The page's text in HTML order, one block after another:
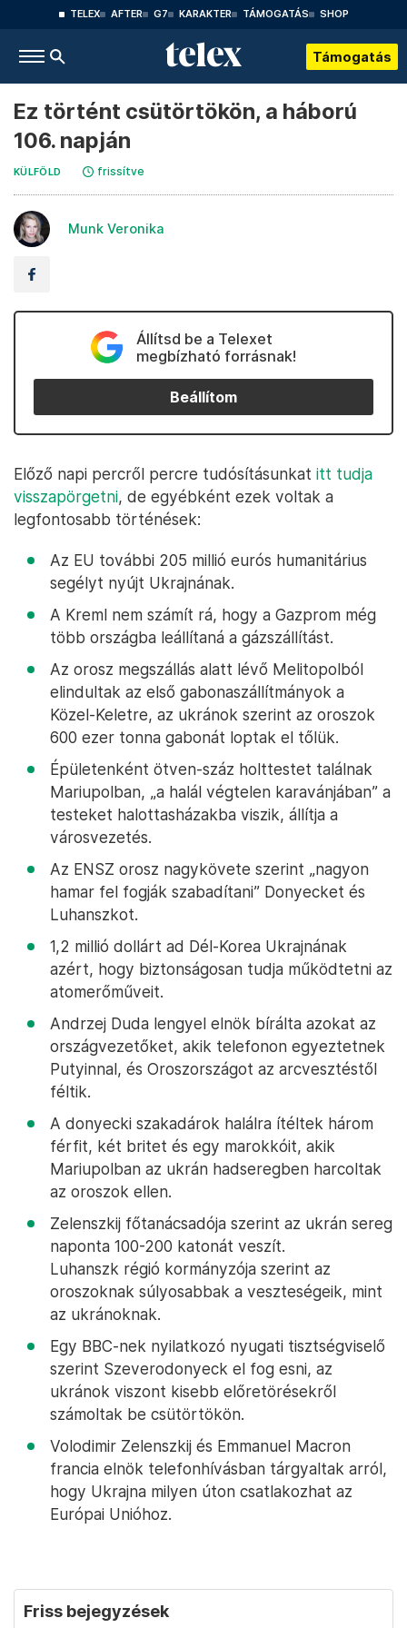
TELEX AFTER G7 KARAKTER TÁMOGATÁS SHOP
Támogatás
Ez történt csütörtökön, a háború
106. napján
KÜLFÖLD frissítve
Munk Veronika
Állítsd be a Telexet
megbízható forrásnak!
Beállítom
Előző napi percről percre tudósításunkat itt tudja
visszapörgetni, de egyébként ezek voltak a
legfontosabb történések:
Az EU további 205 millió eurós humanitárius
segélyt nyújt Ukrajnának.
A Kreml nem számít rá, hogy a Gazprom még
több országba leállítaná a gázszállítást.
Az orosz megszállás alatt lévő Melitopolból
elindultak az első gabonaszállítmányok a
Közel-Keletre, az ukránok szerint az oroszok
600 ezer tonna gabonát loptak el tőlük.
Épületenként ötven-száz holttestet találnak
Mariupolban, „a halál végtelen karavánjában” a
testeket halottasházakba viszik, állítja a
városvezetés.
Az ENSZ orosz nagykövete szerint „nagyon
hamar fel fogják szabadítani” Donyecket és
Luhanszkot.
1,2 millió dollárt ad Dél-Korea Ukrajnának
azért, hogy biztonságosan tudja működtetni az
atomerőműveit.
Andrzej Duda lengyel elnök bírálta azokat az
országvezetőket, akik telefonon egyeztetnek
Putyinnal, és Oroszországot az arcvesztéstől
féltik.
A donyecki szakadárok halálra ítéltek három
férfit, két britet és egy marokkóit, akik
Mariupolban az ukrán hadseregben harcoltak
az oroszok ellen.
Zelenszkij főtanácsadója szerint az ukrán sereg
naponta 100-200 katonát veszít.
Luhanszk régió kormányzója szerint az
oroszoknak súlyosabbak a veszteségeik, mint
az ukránoknak.
Egy BBC-nek nyilatkozó nyugati tisztségviselő
szerint Szeverodonyeck el fog esni, az
ukránok viszont kisebb előretörésekről
számoltak be csütörtökön.
Volodimir Zelenszkij és Emmanuel Macron
francia elnök telefonhívásban tárgyaltak arról,
hogy Ukrajna milyen úton csatlakozhat az
Európai Unióhoz.
Friss bejegyzések